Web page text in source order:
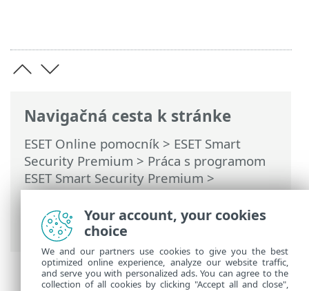
Navigačná cesta k stránke
ESET Online pomocník > ESET Smart
Security Premium > Práca s programom
ESET Smart Security Premium>
Nastavenia>Bezpečnostné nástroje>
Anti-Theft > Dialógové okná – Anti-Theft >
Zadajte názov zariadenia
Your account, your cookies
choice
We and our partners use cookies to give you the best
optimized online experience, analyze our website traffic,
and serve you with personalized ads. You can agree to the
collection of all cookies by clicking "Accept all and close",